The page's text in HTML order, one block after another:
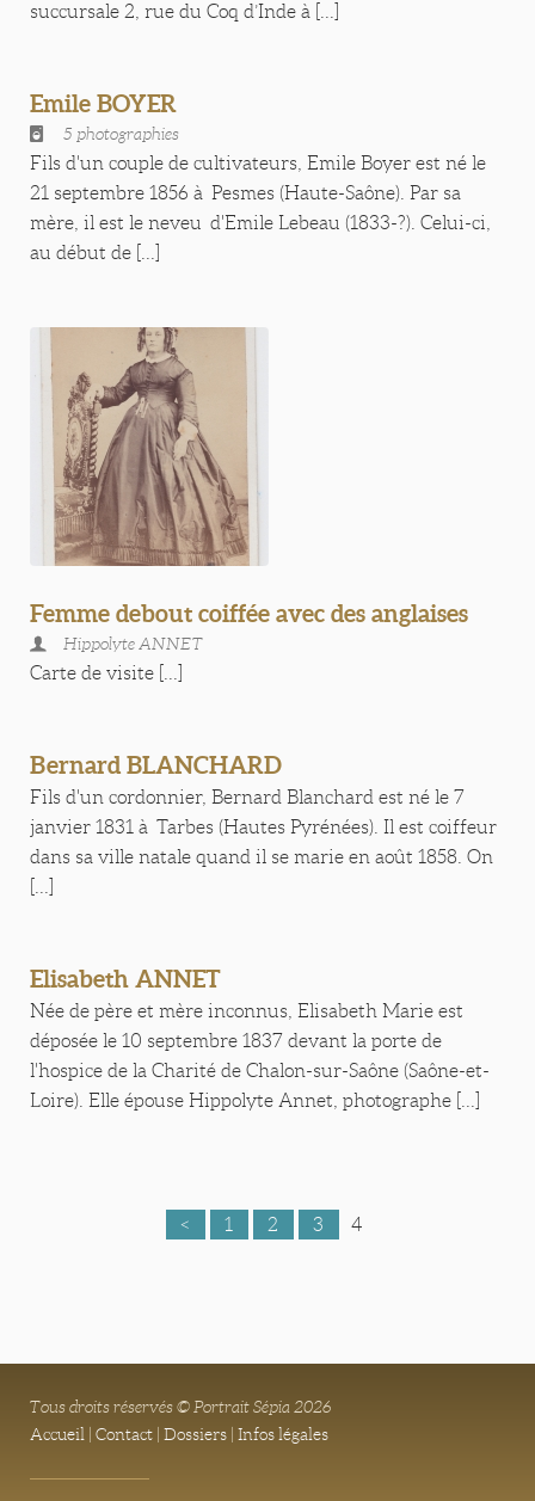
succursale 2, rue du Coq d’Inde à [...]
Emile BOYER
5 photographies
Fils d'un couple de cultivateurs, Emile Boyer est né le
21 septembre 1856 à Pesmes (Haute-Saône). Par sa
mère, il est le neveu d'Emile Lebeau (1833-?). Celui-ci,
au début de [...]
Femme debout coiffée avec des anglaises
Hippolyte ANNET
Carte de visite [...]
Bernard BLANCHARD
Fils d'un cordonnier, Bernard Blanchard est né le 7
janvier 1831 à Tarbes (Hautes Pyrénées). Il est coiffeur
dans sa ville natale quand il se marie en août 1858. On
Elisabeth ANNET
Née de père et mère inconnus, Elisabeth Marie est
déposée le 10 septembre 1837 devant la porte de
l'hospice de la Charité de Chalon-sur-Saône (Saône-et-
Loire). Elle épouse Hippolyte Annet, photographe [...]
< 1 2 3 4
Tous droits réservés © Portrait Sépia 2026
Accueil | Contact | Dossiers | Infos légales